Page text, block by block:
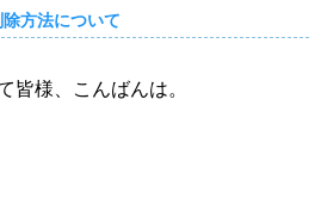
除方法について
皆様、こんばんは。